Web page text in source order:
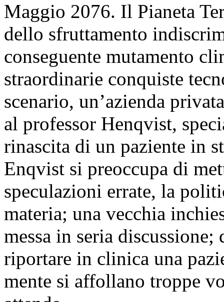
Maggio 2076. Il Pianeta
dello sfruttamento
conseguente mutamento
straordinarie conquiste
scenario, un’azienda
al professor Henqvist,
rinascita di un paziente in
Enqvist si preoccupa di
speculazioni errate, la
materia; una vecchia
messa in seria
riportare in clinica una
mente si affollano troppe